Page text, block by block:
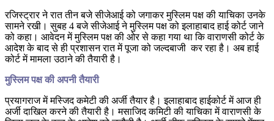
रजिस्ट्रार ने रात तीन बजे सीजेआई को जगाकर मुस्लिम पक्ष की याचिका उनके
सामने रखी। सुबह 4 बजे सीजेआई ने मुस्लिम पक्ष को इलाहाबाद हाई कोर्ट जाने
को कहा। आवेदन में मुस्लिम पक्ष की ओर से कहा गया था कि वाराणसी कोर्ट के
आदेश के बाद से ही प्रशासन रात में पूजा को जल्दबाजी कर रहा है। अब हाई
कोर्ट में मामला उठाने की तैयारी है।
मुस्लिम पक्ष की अपनी तैयारी
प्रयागराज में मस्जिद कमेटी की अर्जी तैयार है। इलाहाबाद हाईकोर्ट में आज ही
अर्जी दाखिल करने की तैयारी है। मसाजिद कमिटी की याचिका में वाराणसी के